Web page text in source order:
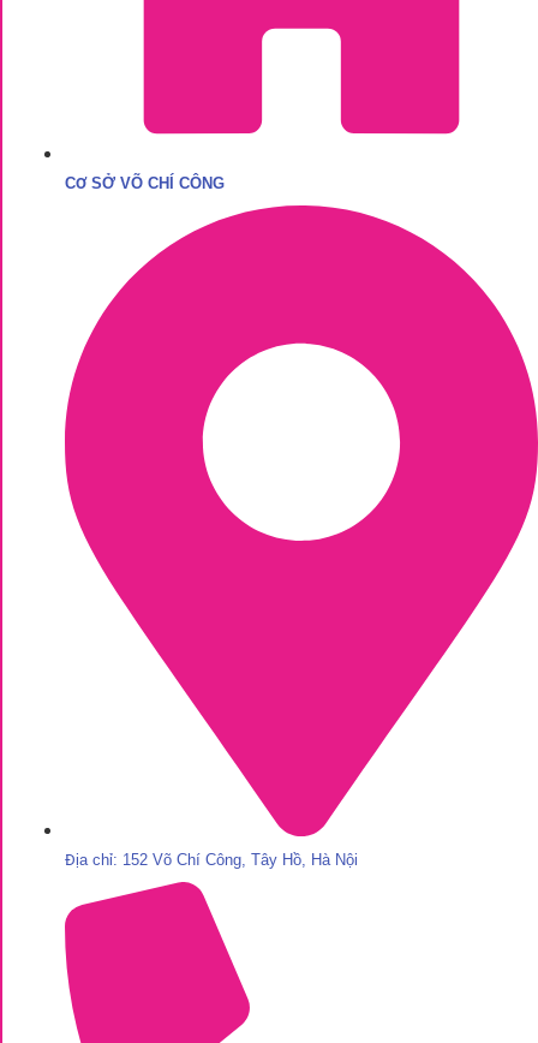
CƠ SỞ VÕ CHÍ CÔNG
Địa chỉ: 152 Võ Chí Công, Tây Hồ, Hà Nội